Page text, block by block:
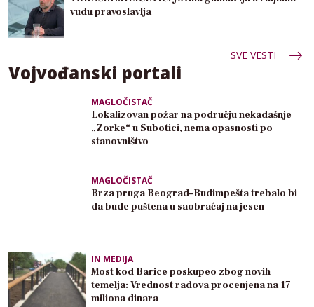
vudu pravoslavlja
SVE VESTI
Vojvođanski portali
MAGLOČISTAČ
Lokalizovan požar na području nekadašnje
„Zorke“ u Subotici, nema opasnosti po
stanovništvo
MAGLOČISTAČ
Brza pruga Beograd–Budimpešta trebalo bi
da bude puštena u saobraćaj na jesen
IN MEDIJA
Most kod Barice poskupeo zbog novih
temelja: Vrednost radova procenjena na 17
miliona dinara